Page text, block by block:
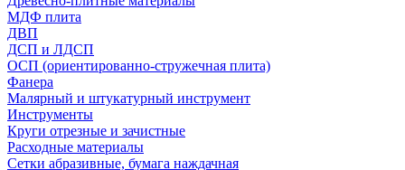
МДФ плита
ДВП
ДСП и ЛДСП
ОСП (ориентированно-стружечная плита)
Фанера
Малярный и штукатурный инструмент
Инструменты
Круги отрезные и зачистные
Расходные материалы
Сетки абразивные, бумага наждачная